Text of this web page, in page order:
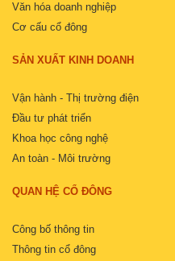
Văn hóa doanh nghiệp
Cơ cấu cổ đông
SẢN XUẤT KINH DOANH
Vận hành - Thị trường điện
Đầu tư phát triển
Khoa học công nghệ
An toàn - Môi trường
QUAN HỆ CỔ ĐÔNG
Công bố thông tin
Thông tin cổ đông